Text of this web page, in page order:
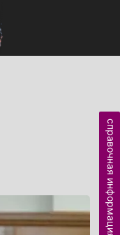
справочная информация